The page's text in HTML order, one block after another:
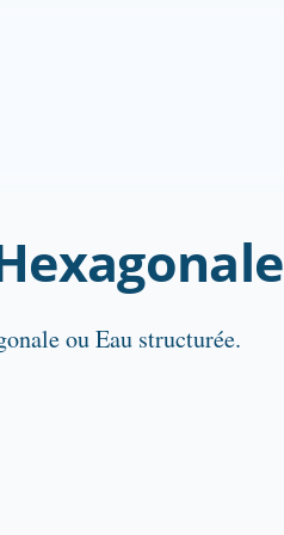
ou Eau structurée.